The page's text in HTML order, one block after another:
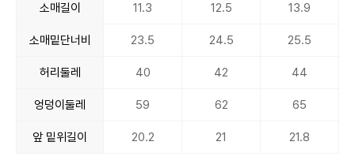
소매길이 11.3 12.5 13.9
소매밑단너비 23.5 24.5 25.5
허리둘레 40 42 44
엉덩이둘레 59 62 65
앞 밑위길이 20.2 21 21.8